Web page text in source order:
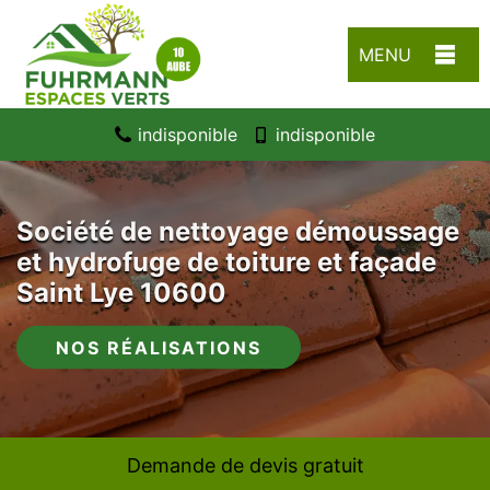
MENU
indisponible indisponible
Société de nettoyage démoussage
et hydrofuge de toiture et façade
Saint Lye 10600
NOS RÉALISATIONS
Demande de devis gratuit